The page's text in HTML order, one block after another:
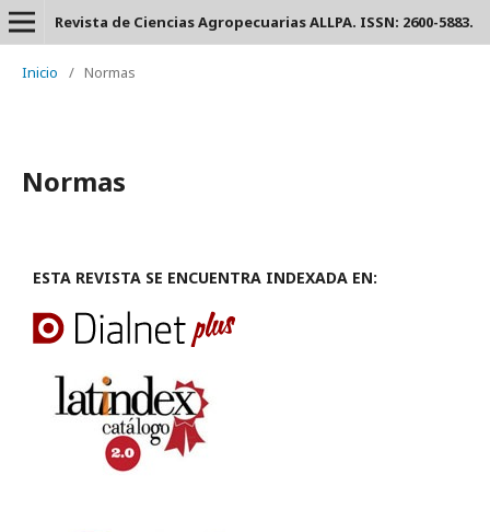
Revista de Ciencias Agropecuarias ALLPA. ISSN: 2600-5883.
Inicio / Normas
Normas
ESTA REVISTA SE ENCUENTRA INDEXADA EN: